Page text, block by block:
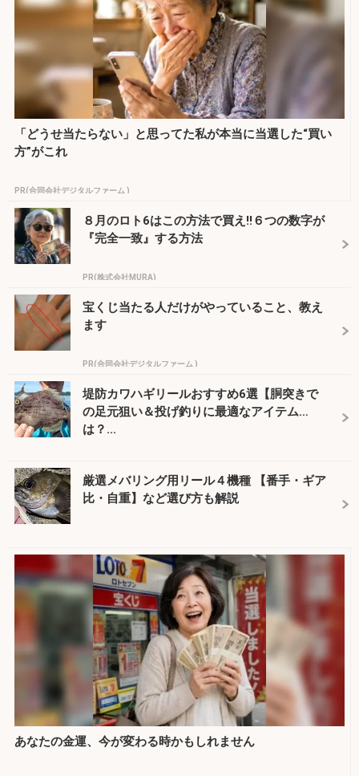
「どうせ当たらない」と思ってた私が本当に当選した“買い
方”がこれ
PR(合同会社デジタルファーム )
８月のロト6はこの方法で買え!!６つの数字が
『完全一致』する方法
PR(株式会社MURA)
宝くじ当たる人だけがやっていること、教え
ます
PR(合同会社デジタルファーム )
堤防カワハギリールおすすめ6選【胴突きで
の足元狙い＆投げ釣りに最適なアイテム
は？...
厳選メバリング用リール４機種 【番手・ギア
比・自重】など選び方も解説
あなたの金運、今が変わる時かもしれません